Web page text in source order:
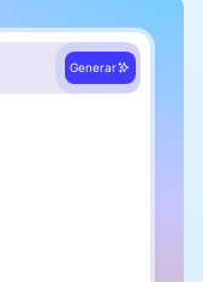
Generar